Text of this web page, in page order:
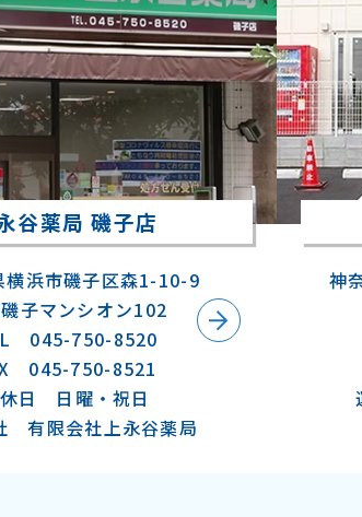
谷薬局 磯子店
横浜市磯子区森1-10-9
子マンシオン102
045-750-8520
045-750-8521
日 日曜・祝日
有限会社上永谷薬局
神